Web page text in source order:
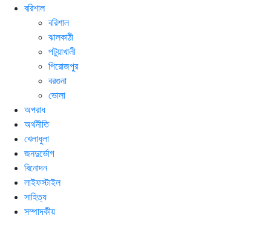
বরিশাল
বরিশাল
ঝালকাঠী
পটুয়াখালী
পিরোজপুর
বরগুনা
ভোলা
অপরাধ
অর্থনীতি
খেলাধুলা
জনদুর্ভোগ
বিনোদন
লাইফস্টাইল
সাহিত্য
সম্পাদকীয়